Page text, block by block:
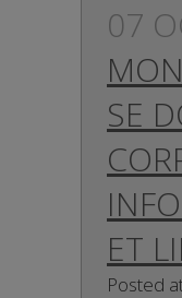
07
SE
ET
Posted